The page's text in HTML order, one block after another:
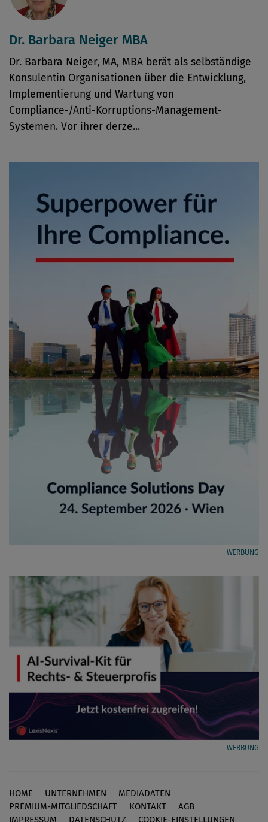
Dr. Barbara Neiger MBA
Dr. Barbara Neiger, MA, MBA berät als selbständige
Konsulentin Organisationen über die Entwicklung,
Implementierung und Wartung von
Compliance-/Anti-Korruptions-Management-
Systemen. Vor ihrer derze...
WERBUNG
WERBUNG
Footer
HOME UNTERNEHMEN
MEDIADATEN
PREMIUM-MITGLIEDSCHAFT
KONTAKT
AGB
IMPRESSUM
DATENSCHUTZ COOKIE-EINSTELLUNGEN